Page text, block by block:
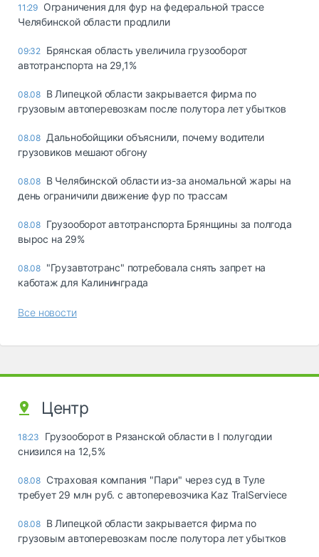
11:29 Ограничения для фур на федеральной трассе
Челябинской области продлили
09:32 Брянская область увеличила грузооборот
автотранспорта на 29,1%
08.08 В Липецкой области закрывается фирма по
грузовым автоперевозкам после полутора лет убытков
08.08 Дальнобойщики объяснили, почему водители
грузовиков мешают обгону
08.08 В Челябинской области из-за аномальной жары на
день ограничили движение фур по трассам
08.08 Грузооборот автотранспорта Брянщины за полгода
вырос на 29%
08.08 "Грузавтотранс" потребовала снять запрет на
каботаж для Калининграда
Все новости
Центр
18:23
Грузооборот в Рязанской области в I полугодии
снизился на 12,5%
08.08 Страховая компания "Пари" через суд в Туле
требует 29 млн руб. с автоперевозчика Kaz TralServiece
08.08 В Липецкой области закрывается фирма по
грузовым автоперевозкам после полутора лет убытков